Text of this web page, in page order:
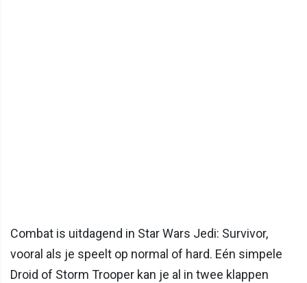
Combat is uitdagend in Star Wars Jedi: Survivor,
vooral als je speelt op normal of hard. Eén simpele
Droid of Storm Trooper kan je al in twee klappen